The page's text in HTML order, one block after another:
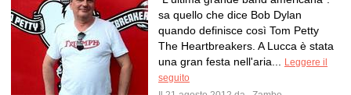
sa quello che dice Bob Dylan
quando definisce così Tom Petty
The Heartbreakers. A Lucca è stata
una gran festa nell'aria...
Leggere il
seguito